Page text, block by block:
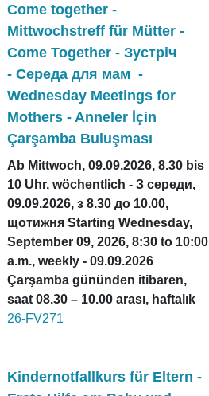
Come together -
Mittwochstreff für Mütter -
Come Together - Зустріч
- Середа для мам -
Wednesday Meetings for
Mothers - Anneler İçin
Çarşamba Buluşması
Ab Mittwoch, 09.09.2026, 8.30 bis
10 Uhr, wöchentlich - З середи,
09.09.2026, з 8.30 до 10.00,
щотижня Starting Wednesday,
September 09, 2026, 8:30 to 10:00
a.m., weekly - 09.09.2026
Çarşamba gününden itibaren,
saat 08.30 – 10.00 arası, haftalık
26-FV271
Kindernotfallkurs für Eltern -